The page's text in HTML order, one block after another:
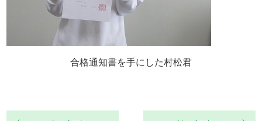
合格通知書を手にした村松君